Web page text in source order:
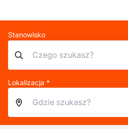
Stanowisko
Lokalizacja *